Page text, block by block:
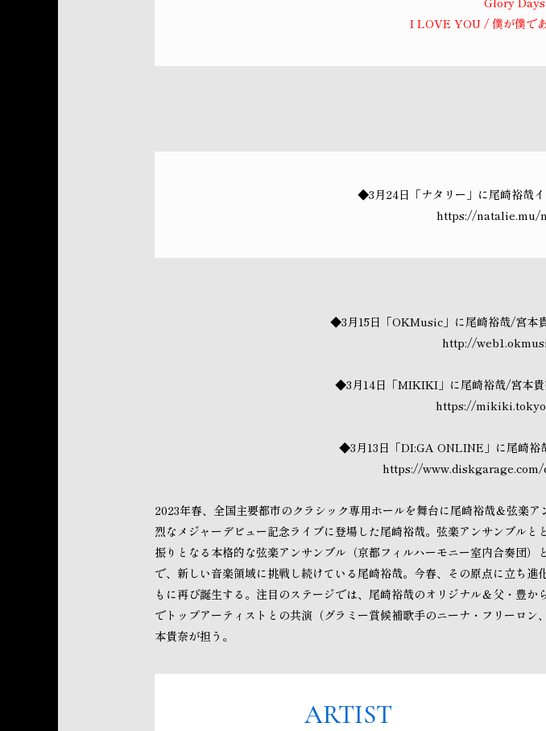
I LOVE YOU / 僕が僕で
◆3月24日「ナタリー」に尾崎裕哉
https://natalie.mu/
◆3月15日「OKMusic」に尾崎裕哉/宮本
http://
◆3月14日「MIKIKI」に尾崎裕哉/宮本貴
https://
◆3月13日「DI:GA ONLINE」に尾崎裕
https://
2023年春、全国主要都市のクラシック専用ホールを舞台に尾崎裕哉＆弦楽
烈なメジャーデビュー記念ライブに登場した尾崎裕哉。弦楽アンサンブル
振りとなる本格的な弦楽アンサンブル（京都フィルハーモニー室内合奏団
で、新しい音楽領域に挑戦し続けている尾崎裕哉。今春、その原点に立ち
もに再び誕生する。注目のステージでは、尾崎裕哉のオリジナル＆父・豊
でトップアーティストとの共演（グラミー賞候補歌手のニーナ・フリーロ
本貴奈が担う。
ARTIST